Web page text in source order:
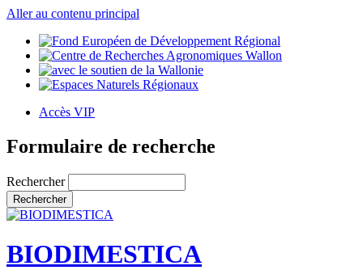
Aller au contenu principal
Accès VIP
Formulaire de recherche
Rechercher
BIODIMESTICA